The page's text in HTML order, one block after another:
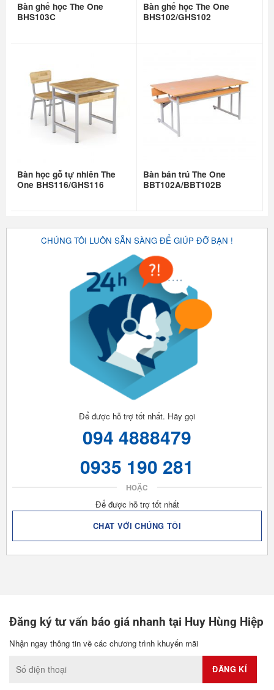
Bàn ghế học The One
BHS103C
Bàn ghế học The One
BHS102/GHS102
Bàn học gỗ tự nhiên The
One BHS116/GHS116
Bàn bán trú The One
BBT102A/BBT102B
CHÚNG TÔI LUÔN SẴN SÀNG ĐỂ GIÚP ĐỠ BẠN !
Để được hỗ trợ tốt nhất. Hãy gọi
094 4888479
0935 190 281
HOẶC
Để được hỗ trợ tốt nhất
CHAT VỚI CHÚNG TÔI
Đăng ký tư vấn báo giá nhanh tại Huy Hùng Hiệp
Nhận ngay thông tin về các chương trình khuyến mãi